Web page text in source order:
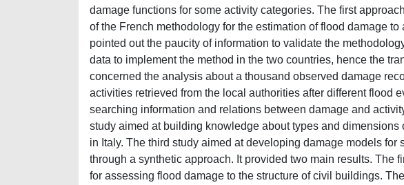
damage functions for some activity categories. The first
of the French methodology for the estimation of flood damage
pointed out the paucity of information to validate the
data to implement the method in the two countries, hence the
concerned the analysis about a thousand observed damage
activities retrieved from the local authorities after different flood
searching information and relations between damage and
study aimed at building knowledge about types and
in Italy. The third study aimed at developing damage models
through a synthetic approach. It provided two main results. The
for assessing flood damage to the structure of civil buildings.